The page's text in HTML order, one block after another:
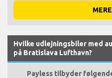
Hvilke udlejningsbiler med
på Bratislava Lufthavn?
Payless tilbyder